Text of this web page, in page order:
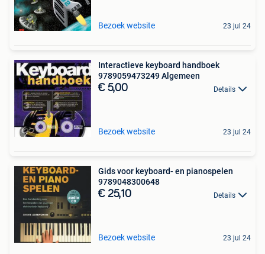
Bezoek website 23 jul 24
Interactieve keyboard handboek
9789059473249 Algemeen
€ 5,00 Details
Bezoek website 23 jul 24
Gids voor keyboard- en pianospelen
9789048300648
€ 25,10 Details
Bezoek website 23 jul 24